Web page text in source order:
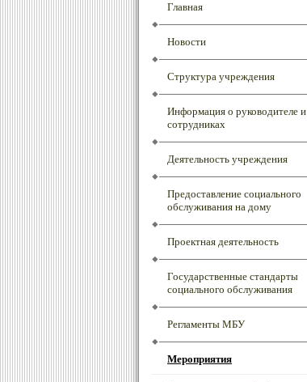
Главная
Новости
Структура учреждения
Информация о руководителе и
сотрудниках
Деятельность учреждения
Предоставление социального
обслуживания на дому
Проектная деятельность
Государственные стандарты
социального обслуживания
Регламенты МБУ
Мероприятия